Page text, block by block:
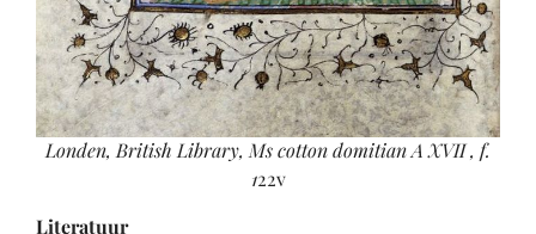
Londen, British Library, Ms cotton domitian A XVII , f.
122v
Literatuur